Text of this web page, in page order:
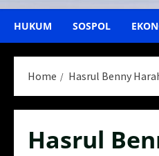
HUKUM SOSPOL
Home Hasrul Benny
Hasrul